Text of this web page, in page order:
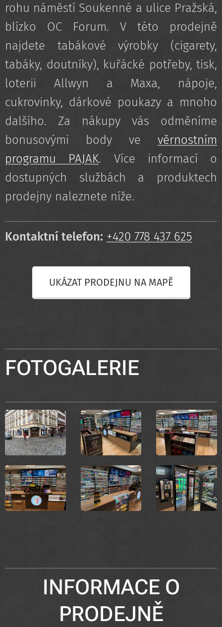
rohu náměstí Soukenné a ulice Pražská,
blízko OC Forum. V této prodejně
najdete tabákové výrobky (cigarety,
tabáky, doutníky), kuřácké potřeby, tisk,
loterii Allwyn a Maxa, nápoje,
cukrovinky, dárkové poukazy a mnoho
dalšího. Za nákupy vás odměníme
bonusovými body ve věrnostním
programu PAJAK. Více informací o
dostupných službách a produktech
prodejny naleznete níže.
Kontaktní telefon: +420 778 437 625
UKÁZAT PRODEJNU NA MAPĚ
FOTOGALERIE
INFORMACE O
PRODEJNĚ